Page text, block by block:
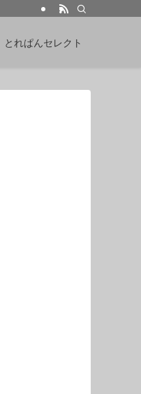
とれぱんセレクト